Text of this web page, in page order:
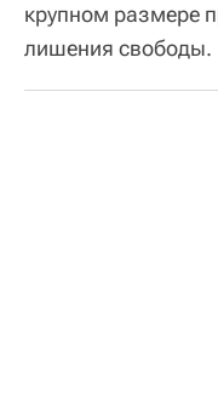
крупном размере
лишения свободы.